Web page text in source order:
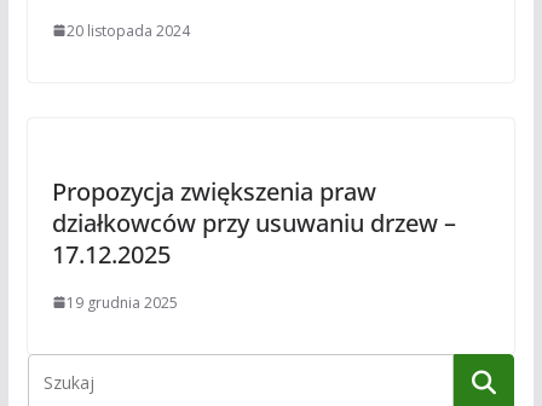
20 listopada 2024
Propozycja zwiększenia praw
działkowców przy usuwaniu drzew –
17.12.2025
19 grudnia 2025